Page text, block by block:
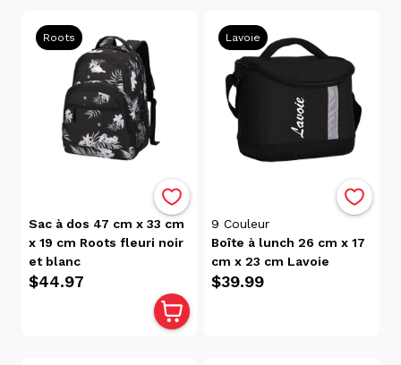
D'école
(90)
Beauté
D'artiste
(24)
Tous
Roots
Sac à dos 47 cm x 33 cm
x 19 cm Roots fleuri noir
et blanc
$44.97
Lavoie
9 Couleur
Boîte à lunch 26 cm x 17
cm x 23 cm Lavoie
$39.99